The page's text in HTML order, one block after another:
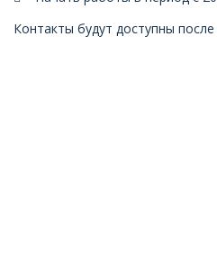
Контакты будут доступны